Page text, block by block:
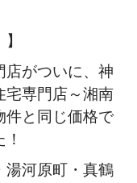
店がついに、神
宅専門店～湘南
件と同じ価格で
湯河原町・真鶴